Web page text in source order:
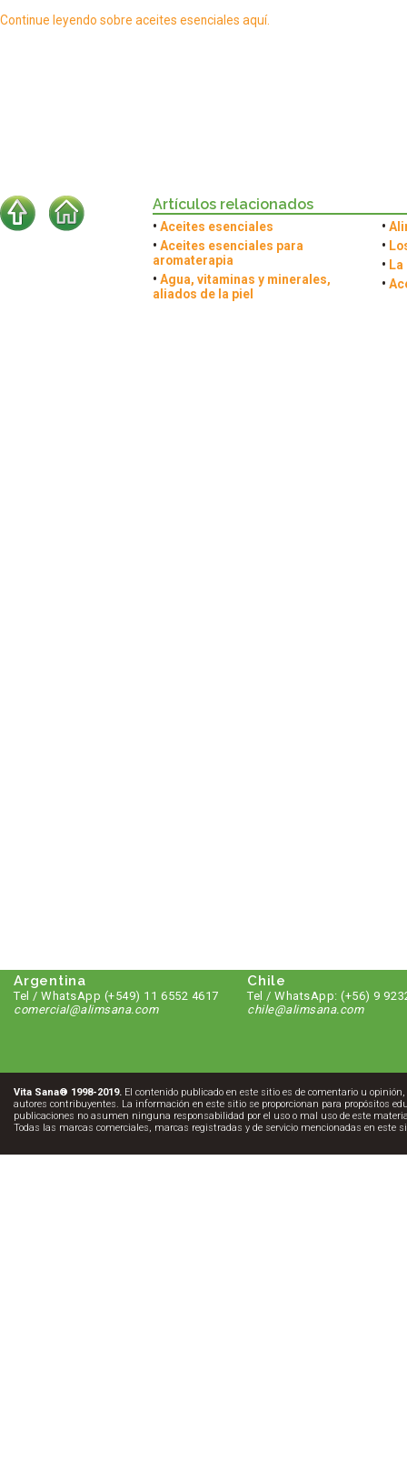
Continue leyendo sobre aceites esenciales aquí.
Artículos relacionados
• Aceites esenciales
• Aceites esenciales para
aromaterapia
• Agua, vitaminas y minerales,
aliados de la piel
•
•
•
•